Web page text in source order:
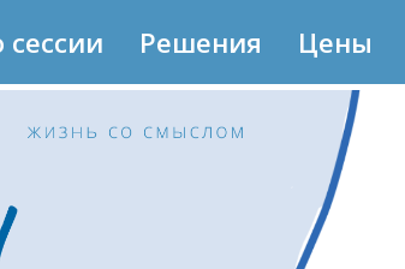
сессии Решения Цены